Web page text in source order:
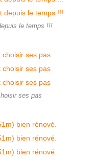
le temps !!!
ses pas